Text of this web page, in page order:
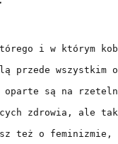
i w którym
przede
są na
zdrowia, ale
też o